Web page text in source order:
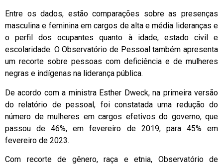
Entre os dados, estão comparações sobre as presenças
masculina e feminina em cargos de alta e média lideranças e
o perfil dos ocupantes quanto à idade, estado civil e
escolaridade. O Observatório de Pessoal também apresenta
um recorte sobre pessoas com deficiência e de mulheres
negras e indígenas na liderança pública.
De acordo com a ministra Esther Dweck, na primeira versão
do relatório de pessoal, foi constatada uma redução do
número de mulheres em cargos efetivos do governo, que
passou de 46%, em fevereiro de 2019, para 45% em
fevereiro de 2023.
Com recorte de gênero, raça e etnia, Observatório de